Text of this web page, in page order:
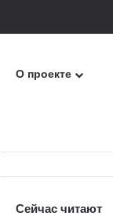
О проекте
Сейчас читают